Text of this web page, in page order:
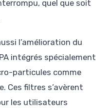
quel que soit
l’amélioration du
intégrés spécialement
particules comme
Ces filtres s’avèrent
les utilisateurs